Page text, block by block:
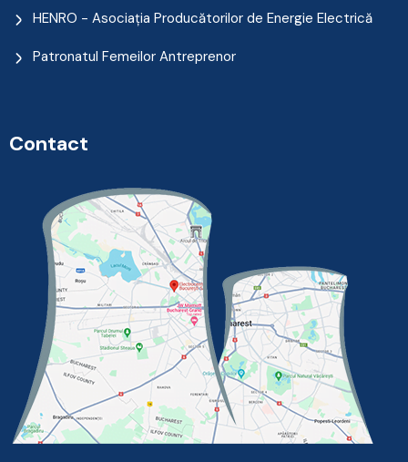
HENRO - Asociația Producătorilor de Energie Electrică
Patronatul Femeilor Antreprenor
Contact